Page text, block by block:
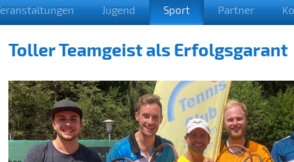
Jugend Sport Partner
Toller Teamgeist als Erfolgsgarant